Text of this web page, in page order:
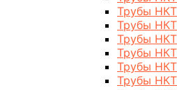
Трубы НКТ
Трубы
Трубы
Трубы
Трубы
Трубы